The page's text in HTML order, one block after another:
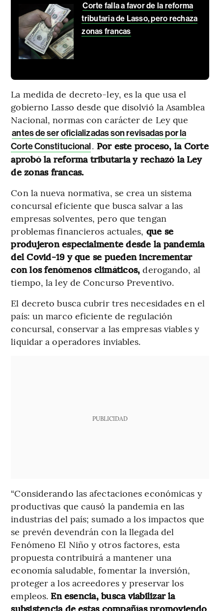
Corte falla a favor de la reforma
tributaria de Lasso, pero rechaza
zonas francas
La medida de decreto-ley, es la que usa el
gobierno Lasso desde que disolvió la Asamblea
Nacional, normas con carácter de Ley que
antes de ser oficializadas son revisadas por la
Corte Constitucional. Por este proceso, la Corte
aprobó la reforma tributaria y rechazó la Ley
de zonas francas.
Con la nueva normativa, se crea un sistema
concursal eficiente que busca salvar a las
empresas solventes, pero que tengan
problemas financieros actuales, que se
produjeron especialmente desde la pandemia
del Covid-19 y que se pueden incrementar
con los fenómenos climáticos, derogando, al
tiempo, la ley de Concurso Preventivo.
El decreto busca cubrir tres necesidades en el
país: un marco eficiente de regulación
concursal, conservar a las empresas viables y
liquidar a operadores inviables.
PUBLICIDAD
“Considerando las afectaciones económicas y
productivas que causó la pandemia en las
industrias del país; sumado a los impactos que
se prevén devendrán con la llegada del
Fenómeno El Niño y otros factores, esta
propuesta contribuirá a mantener una
economía saludable, fomentar la inversión,
proteger a los acreedores y preservar los
empleos. En esencia, busca viabilizar la
subsistencia de estas compañías promoviendo